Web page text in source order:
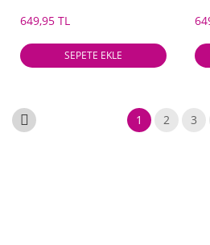
649,95 TL
SEPETE EKLE
1 2 3